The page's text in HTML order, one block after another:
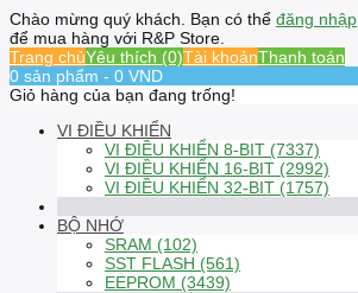
Chào mừng quý khách. Bạn có thể đăng nhập
để mua hàng với R&P Store.
Trang chủYêu thích (0)Tài khoảnThanh toán
0 sản phẩm - 0 VND
Giỏ hàng của bạn đang trống!
VI ĐIỀU KHIỂN
VI ĐIỀU KHIỂN 8-BIT (7337)
VI ĐIỀU KHIỂN 16-BIT (2992)
VI ĐIỀU KHIỂN 32-BIT (1757)
BỘ NHỚ
SRAM (102)
SST FLASH (561)
EEPROM (3439)